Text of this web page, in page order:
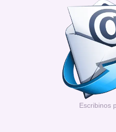
Escribinos